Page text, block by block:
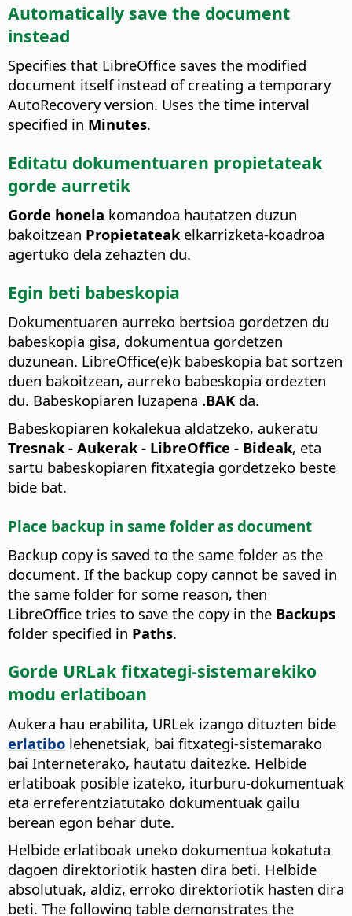
Automatically save the document
instead
Specifies that LibreOffice saves the modified
document itself instead of creating a temporary
AutoRecovery version. Uses the time interval
specified in Minutes.
Editatu dokumentuaren propietateak
gorde aurretik
Gorde honela komandoa hautatzen duzun
bakoitzean Propietateakelkarrizketa-koadroa
agertuko dela zehazten du.
Egin beti babeskopia
Dokumentuaren aurreko bertsioa gordetzen du
babeskopia gisa, dokumentua gordetzen
duzunean. LibreOffice(e)k babeskopia bat sortzen
duen bakoitzean, aurreko babeskopia ordezten
du. Babeskopiaren luzapena .BAK da.
Babeskopiaren kokalekua aldatzeko, aukeratu
Tresnak - Aukerak- LibreOffice - Bideak, eta
sartu babeskopiaren fitxategia gordetzeko beste
bide bat.
Place backup in same folder as document
Backup copy is saved to the same folder as the
document. If the backup copy cannot be saved in
the same folder for some reason, then
LibreOffice tries to save the copy in the Backups
folder specified in Paths.
Gorde URLak fitxategi-sistemarekiko
modu erlatiboan
Aukera hau erabilita, URLek izango dituzten bide
erlatibo lehenetsiak, bai fitxategi-sistemarako
bai Interneterako, hautatu daitezke. Helbide
erlatiboak posible izateko, iturburu-dokumentuak
eta erreferentziatutako dokumentuak gailu
berean egon behar dute.
Helbide erlatiboak uneko dokumentua kokatuta
dagoen direktoriotik hasten dira beti. Helbide
absolutuak, aldiz, erroko direktoriotik hasten dira
beti. The following table demonstrates the